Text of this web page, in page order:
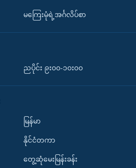
မကြေးမုံရဲ့အင်္ဂလိပ်စာ
ညပိုင်း ၉း၀၀-၁၀း၀၀
မြန်မာ
နိုင်ငံတကာ
တွေ့ဆုံမေးမြန်းခန်း